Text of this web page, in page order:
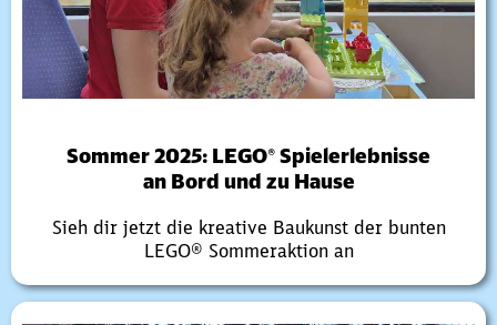
Sommer 2025: LEGO® Spielerlebnisse
an Bord und zu Hause
Sieh dir jetzt die kreative Baukunst der bunten
LEGO® Sommeraktion an